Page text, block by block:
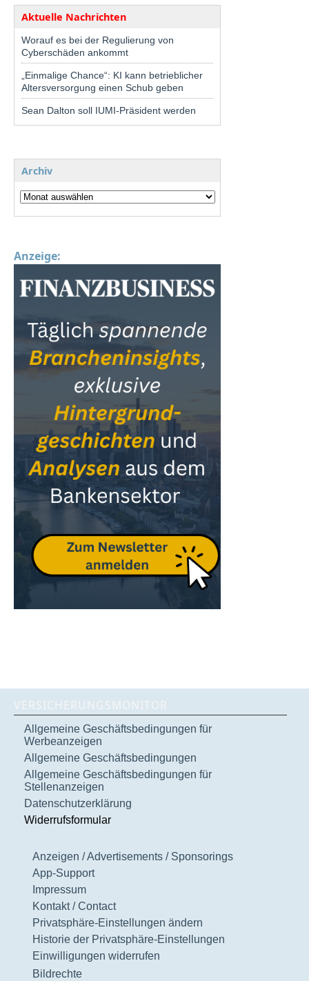
Aktuelle Nachrichten
Worauf es bei der Regulierung von
Cyberschäden ankommt
„Einmalige Chance“: KI kann betrieblicher
Altersversorgung einen Schub geben
Sean Dalton soll IUMI-Präsident werden
Archiv
Anzeige:
VERSICHERUNGSMONITOR
Allgemeine Geschäftsbedingungen für
Werbeanzeigen
Allgemeine Geschäftsbedingungen
Allgemeine Geschäftsbedingungen für
Stellenanzeigen
Datenschutzerklärung
Widerrufsformular
Anzeigen / Advertisements / Sponsorings
App-Support
Impressum
Kontakt / Contact
Privatsphäre-Einstellungen ändern
Historie der Privatsphäre-Einstellungen
Einwilligungen widerrufen
Bildrechte